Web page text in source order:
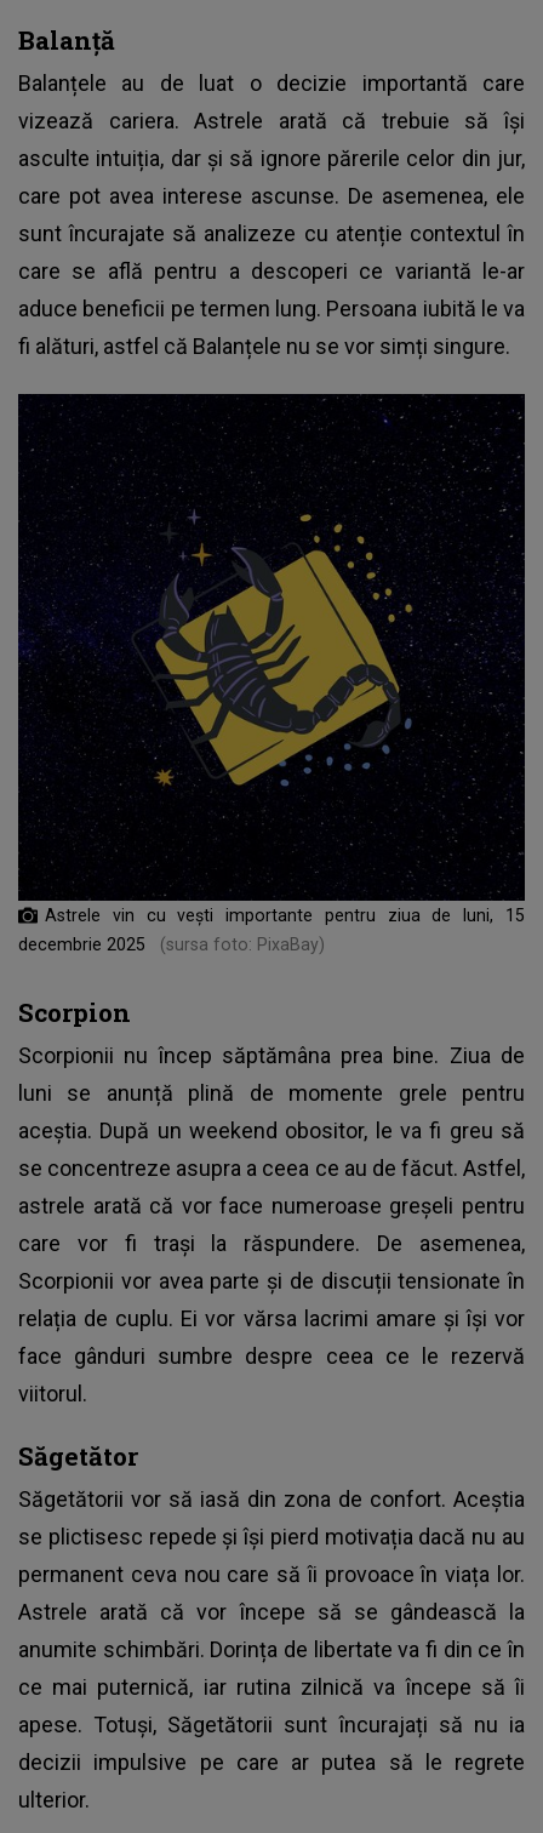
Balanță
Balanțele au de luat o decizie importantă care
vizează cariera. Astrele arată că trebuie să își
asculte intuiția, dar și să ignore părerile celor din jur,
care pot avea interese ascunse. De asemenea, ele
sunt încurajate să analizeze cu atenție contextul în
care se află pentru a descoperi ce variantă le-ar
aduce beneficii pe termen lung. Persoana iubită le va
fi alături, astfel că Balanțele nu se vor simți singure.
Astrele vin cu vești importante pentru ziua de luni, 15
decembrie 2025
(sursa foto: PixaBay)
Scorpion
Scorpionii nu încep săptămâna prea bine. Ziua de
luni se anunță plină de momente grele pentru
aceștia. După un weekend obositor, le va fi greu să
se concentreze asupra a ceea ce au de făcut. Astfel,
astrele arată că vor face numeroase greșeli pentru
care vor fi trași la răspundere. De asemenea,
Scorpionii vor avea parte și de discuții tensionate în
relația de cuplu. Ei vor vărsa lacrimi amare și își vor
face gânduri sumbre despre ceea ce le rezervă
viitorul.
Săgetător
Săgetătorii vor să iasă din zona de confort. Aceștia
se plictisesc repede și își pierd motivația dacă nu au
permanent ceva nou care să îi provoace în viața lor.
Astrele arată că vor începe să se gândească la
anumite schimbări. Dorința de libertate va fi din ce în
ce mai puternică, iar rutina zilnică va începe să îi
apese. Totuși, Săgetătorii sunt încurajați să nu ia
decizii impulsive pe care ar putea să le regrete
ulterior.